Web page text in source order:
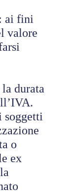
: ai fini
valore
durata
soggetti
o
ex